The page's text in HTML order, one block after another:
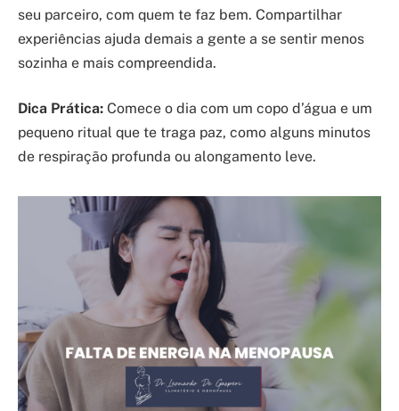
seu parceiro, com quem te faz bem. Compartilhar
experiências ajuda demais a gente a se sentir menos
sozinha e mais compreendida.
Dica Prática: Comece o dia com um copo d’água e um
pequeno ritual que te traga paz, como alguns minutos
de respiração profunda ou alongamento leve.